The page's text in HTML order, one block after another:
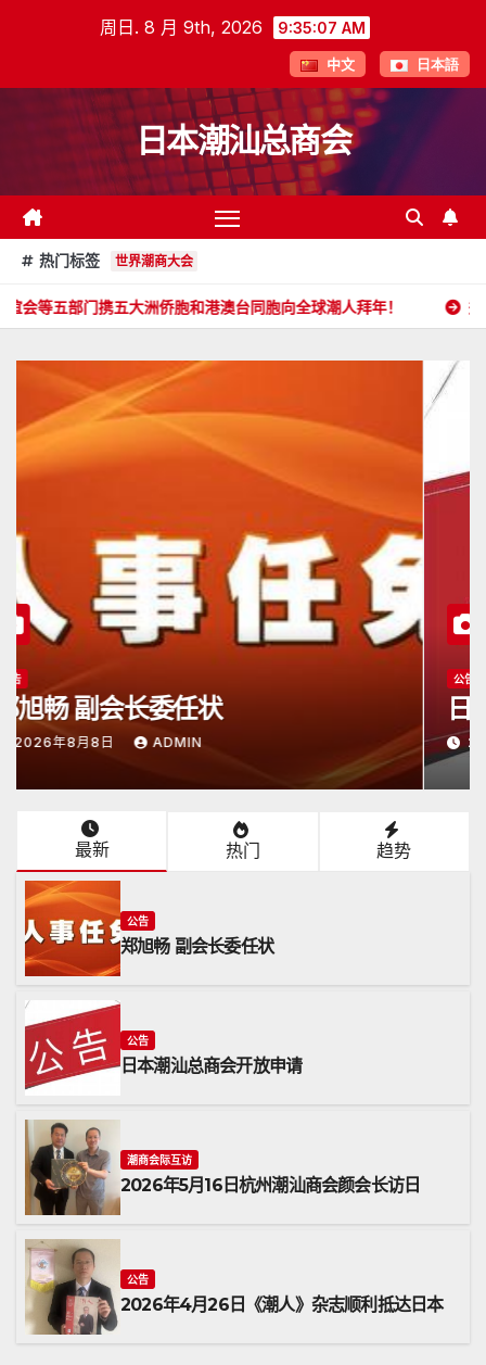
周日. 8 月 9th, 2026 9:35:09 AM
中文 日本語
日本潮汕总商会
热门标签 世界潮商大会
大洲侨胞和港澳台同胞向全球潮人拜年！ 郑旭畅 副会长委任
日本潮汕总商会开放申请
2026年6月15日
最新 热门 趋势
公告
郑旭畅 副会长委任状
公告
日本潮汕总商会开放申请
潮商会际互访
2026年5月16日杭州潮汕商会颜会长访日
公告
2026年4月26日《潮人》杂志顺利抵达日本